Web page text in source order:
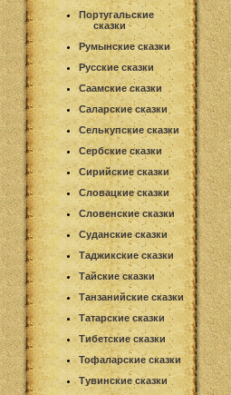
Португальские
сказки
Румынские сказки
Русские сказки
Саамские сказки
Саларские сказки
Селькупские сказки
Сербские сказки
Сирийские сказки
Словацкие сказки
Словенские сказки
Суданские сказки
Таджикские сказки
Тайские сказки
Танзанийские сказки
Татарские сказки
Тибетские сказки
Тофаларские сказки
Тувинские сказки